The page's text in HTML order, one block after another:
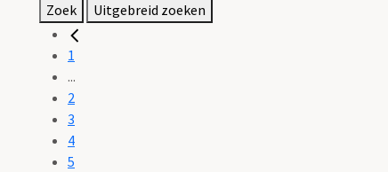
Zoek Uitgebreid zoeken
1
...
2
3
4
5